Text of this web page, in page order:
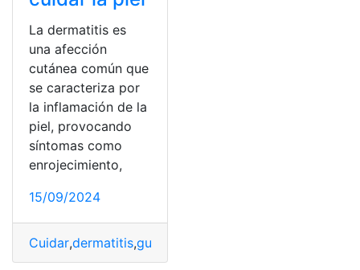
La dermatitis es
una afección
cutánea común que
se caracteriza por
la inflamación de la
piel, provocando
síntomas como
enrojecimiento,
15/09/2024
Cuidar,dermatitis,guía